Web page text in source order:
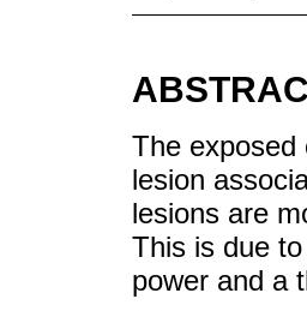
The exposed
lesion
lesions are
This is due
power and a